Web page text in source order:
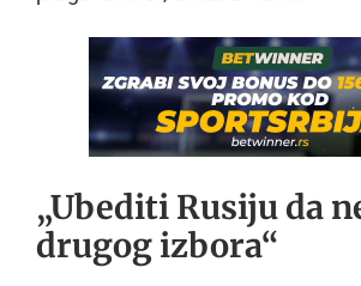
„Ubediti Rusiju da
drugog izbora“